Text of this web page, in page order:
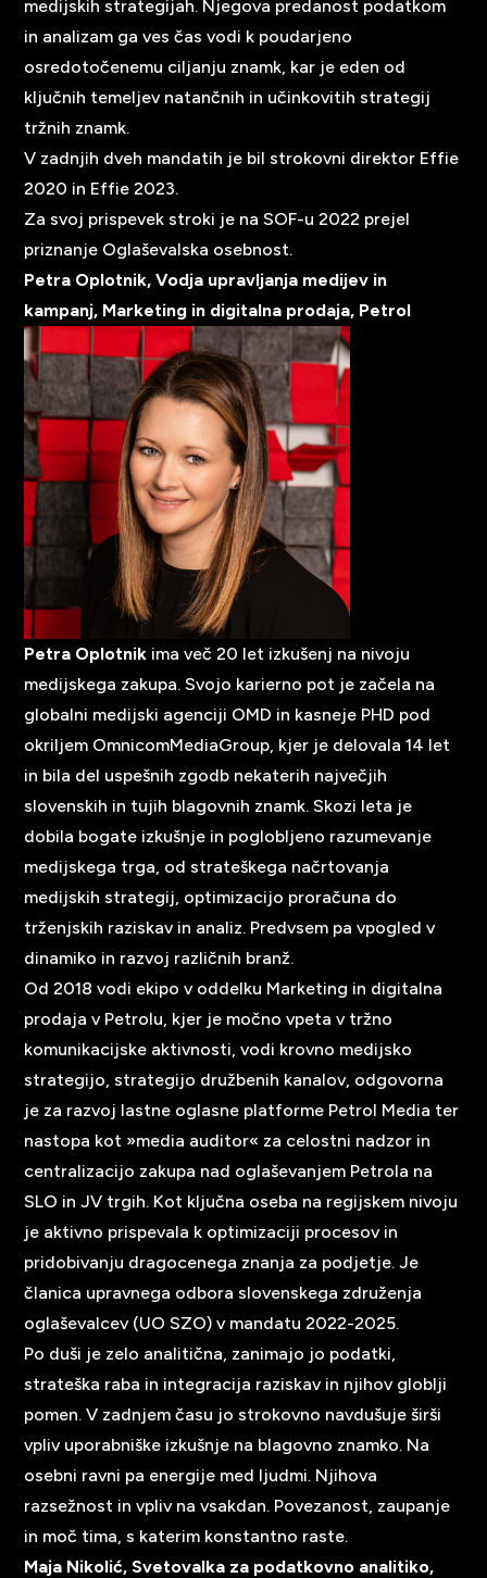
medijskih strategijah. Njegova predanost podatkom
in analizam ga ves čas vodi k poudarjeno
osredotočenemu ciljanju znamk, kar je eden od
ključnih temeljev natančnih in učinkovitih strategij
tržnih znamk.
V zadnjih dveh mandatih je bil strokovni direktor Effie
2020 in Effie 2023.
Za svoj prispevek stroki je na SOF-u 2022 prejel
priznanje Oglaševalska osebnost.
Petra Oplotnik, Vodja upravljanja medijev in
kampanj, Marketing in digitalna prodaja, Petrol
Petra Oplotnik ima več 20 let izkušenj na nivoju
medijskega zakupa. Svojo karierno pot je začela na
globalni medijski agenciji OMD in kasneje PHD pod
okriljem OmnicomMediaGroup, kjer je delovala 14 let
in bila del uspešnih zgodb nekaterih največjih
slovenskih in tujih blagovnih znamk. Skozi leta je
dobila bogate izkušnje in poglobljeno razumevanje
medijskega trga, od strateškega načrtovanja
medijskih strategij, optimizacijo proračuna do
trženjskih raziskav in analiz. Predvsem pa vpogled v
dinamiko in razvoj različnih branž.
Od 2018 vodi ekipo v oddelku Marketing in digitalna
prodaja v Petrolu, kjer je močno vpeta v tržno
komunikacijske aktivnosti, vodi krovno medijsko
strategijo, strategijo družbenih kanalov, odgovorna
je za razvoj lastne oglasne platforme Petrol Media ter
nastopa kot »media auditor« za celostni nadzor in
centralizacijo zakupa nad oglaševanjem Petrola na
SLO in JV trgih. Kot ključna oseba na regijskem nivoju
je aktivno prispevala k optimizaciji procesov in
pridobivanju dragocenega znanja za podjetje. Je
članica upravnega odbora slovenskega združenja
oglaševalcev (UO SZO) v mandatu 2022-2025.
Po duši je zelo analitična, zanimajo jo podatki,
strateška raba in integracija raziskav in njihov globlji
pomen. V zadnjem času jo strokovno navdušuje širši
vpliv uporabniške izkušnje na blagovno znamko. Na
osebni ravni pa energije med ljudmi. Njihova
razsežnost in vpliv na vsakdan. Povezanost, zaupanje
in moč tima, s katerim konstantno raste.
Maja Nikolić, Svetovalka za podatkovno analitiko,